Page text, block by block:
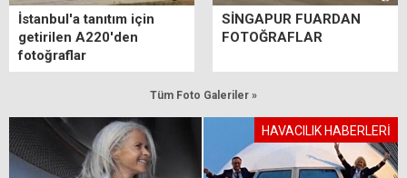
İstanbul'a tanıtım için
getirilen A220'den
fotoğraflar
SİNGAPUR FUARDAN
FOTOĞRAFLAR
Tüm Foto Galeriler »
HAVACILIK HABERLERİ